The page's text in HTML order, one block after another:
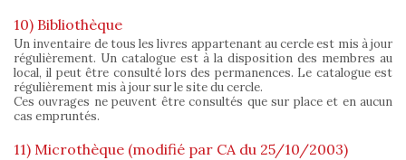
10) Bibliothèque
Un inventaire de tous les livres appartenant au cercle est mis à jour
régulièrement. Un catalogue est à la disposition des membres au
local, il peut être consulté lors des permanences. Le catalogue est
régulièrement mis à jour sur le site du cercle.
Ces ouvrages ne peuvent être consultés que sur place et en aucun
cas empruntés.
11) Microthèque (modifié par CA du 25/10/2003)